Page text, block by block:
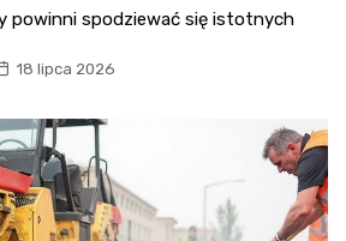
powinni spodziewać się istotnych
18 lipca 2026